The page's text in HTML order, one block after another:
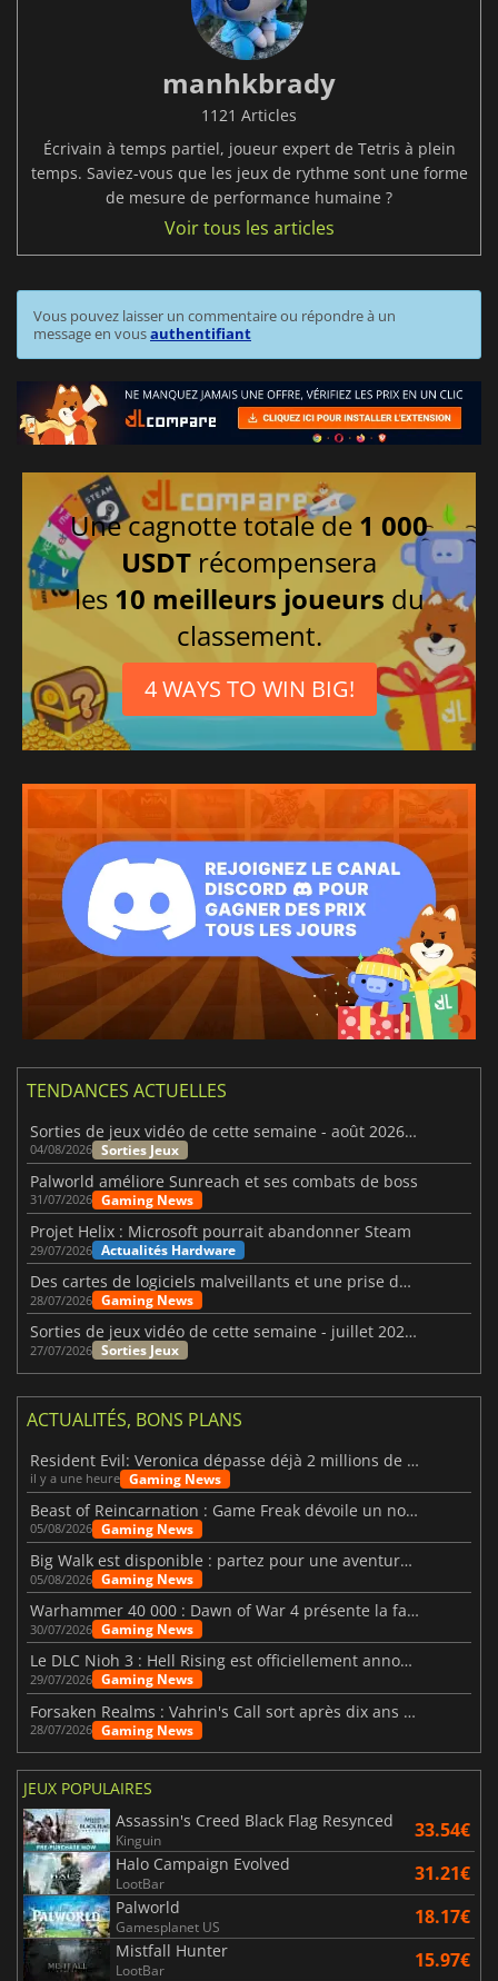
manhkbrady
1121 Articles
Écrivain à temps partiel, joueur expert de Tetris à plein
temps. Saviez-vous que les jeux de rythme sont une forme
de mesure de performance humaine ?
Voir tous les articles
Vous pouvez laisser un commentaire ou répondre à un
message en vousauthentifiant
Une cagnotte totale de 1 000
USDT récompensera
les 10 meilleurs joueurs du
classement.
4 WAYS TO WIN BIG!
TENDANCES ACTUELLES
Sorties de jeux vidéo de cette semaine - août 2026 (semaine 32)
04/08/2026 Sorties Jeux
Palworld améliore Sunreach et ses combats de boss
31/07/2026 Gaming News
Projet Helix : Microsoft pourrait abandonner Steam
29/07/2026 Actualités Hardware
Des cartes de logiciels malveillants et une prise de contrôle de Discord ont touché Meccha Chameleon
28/07/2026 Gaming News
Sorties de jeux vidéo de cette semaine - juillet 2026 (semaine 31)
27/07/2026 Sorties Jeux
ACTUALITÉS, BONS PLANS
Resident Evil: Veronica dépasse déjà 2 millions de wishlists
il y a une heure Gaming News
Beast of Reincarnation : Game Freak dévoile un nouveau pari
05/08/2026 Gaming News
Big Walk est disponible : partez pour une aventure entre amis
05/08/2026 Gaming News
Warhammer 40 000 : Dawn of War 4 présente la faction des Nécrons
30/07/2026 Gaming News
Le DLC Nioh 3 : Hell Rising est officiellement annoncé
29/07/2026 Gaming News
Forsaken Realms : Vahrin's Call sort après dix ans de développement
28/07/2026 Gaming News
JEUX POPULAIRES
Assassin's Creed Black Flag Resynced
Kinguin 33.54€
Halo Campaign Evolved
LootBar 31.21€
Palworld
Gamesplanet US 18.17€
Mistfall Hunter
LootBar 15.97€